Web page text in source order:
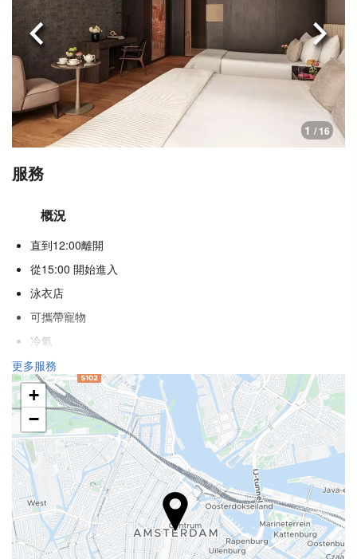
1 / 16
上一頁 下一
服務
概況
直到12:00離開
從15:00 開始進入
泳衣店
可攜帶寵物
冷氣
暖氣
電梯
殘疾人專用入口
不吸煙房
全面禁煙
抗過敏客房
隔音客房
食品與飲品
更多服務
+
−